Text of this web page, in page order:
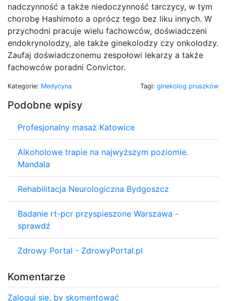
nadczynność a także niedoczynność tarczycy, w tym
chorobę Hashimoto a oprócz tego bez liku innych. W
przychodni pracuje wielu fachowców, doświadczeni
endokrynolodzy, ale także ginekolodzy czy onkolodzy.
Zaufaj doświadczonemu zespołowi lekarzy a także
fachowców poradni Convictor.
Kategorie: Medycyna Tagi: ginekolog pruszków
Podobne wpisy
Profesjonalny masaż Katowice
Alkoholowe trapie na najwyższym poziomie.
Mandala
Rehabilitacja Neurologiczna Bydgoszcz
Badanie rt-pcr przyspieszone Warszawa -
sprawdź
Zdrowy Portal - ZdrowyPortal.pl
Komentarze
Zaloguj się, by skomentować